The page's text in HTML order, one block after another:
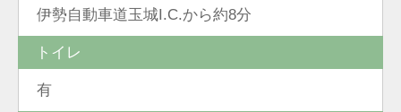
伊勢自動車道玉城I.C.から約8分
トイレ
有